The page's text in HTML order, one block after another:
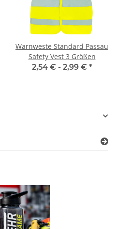
Warnweste Standard Passau
Safety Vest 3 Größen
2,54 € - 2,99 € *